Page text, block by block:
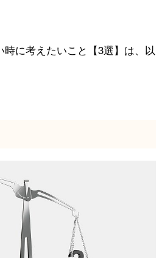
に考えたいこと【3選】は、以